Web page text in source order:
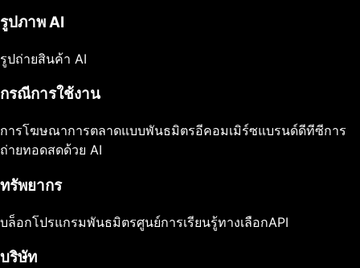
รูปภาพ AI
รูปถ่ายสินค้า AI
กรณีการใช้งาน
การโฆษณาการตลาดแบบพันธมิตรอีคอมเมิร์ซแบรนด์ดีทีซีการ
ถ่ายทอดสดด้วย AI
ทรัพยากร
บล็อกโปรแกรมพันธมิตรศูนย์การเรียนรู้ทางเลือกAPI
บริษัท